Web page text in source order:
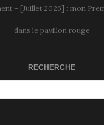
– [Juillet 2026] : mon
dans le pavillon rouge
RECHERCHE